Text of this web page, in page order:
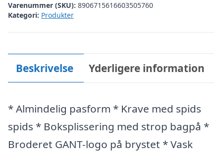
Varenummer (SKU): 8906715616603505760
Kategori: Produkter
Beskrivelse Yderligere information
* Almindelig pasform * Krave med spids
spids * Boksplissering med strop bagpå *
Broderet GANT-logo på brystet * Vask